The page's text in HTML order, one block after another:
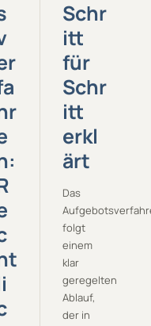
Schr
itt
für
Schr
itt
erkl
ärt
Das
folgt
einem
klar
geregelten
Ablauf,
der in